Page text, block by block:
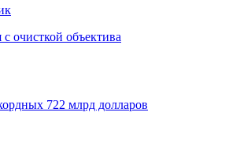
очисткой объектива
722 млрд долларов